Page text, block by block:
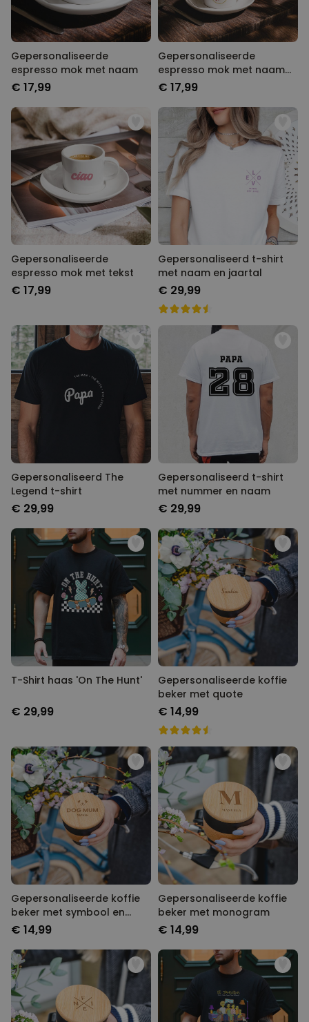
Gepersonaliseerde
espresso mok met naam
€ 17,99
Gepersonaliseerde
espresso mok met naam
en jaartal
€ 17,99
Gepersonaliseerde
espresso mok met tekst
€ 17,99
Gepersonaliseerd t-shirt
met naam en jaartal
€ 29,99
Gepersonaliseerd The
Legend t-shirt
€ 29,99
Gepersonaliseerd t-shirt
met nummer en naam
€ 29,99
T-Shirt haas 'On The Hunt'
€ 29,99
Gepersonaliseerde koffie
beker met quote
€ 14,99
Gepersonaliseerde koffie
beker met symbool en
tekst
€ 14,99
Gepersonaliseerde koffie
beker met monogram
€ 14,99